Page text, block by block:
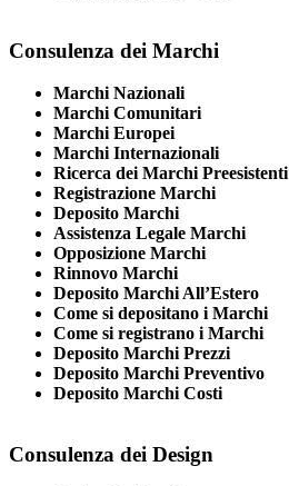
Consulenza dei Marchi
Marchi Nazionali
Marchi Comunitari
Marchi Europei
Marchi Internazionali
Ricerca dei Marchi Preesistenti
Registrazione Marchi
Deposito Marchi
Assistenza Legale Marchi
Opposizione Marchi
Rinnovo Marchi
Deposito Marchi All’Estero
Come si depositano i Marchi
Come si registrano i Marchi
Deposito Marchi Prezzi
Deposito Marchi Preventivo
Deposito Marchi Costi
Consulenza dei Design